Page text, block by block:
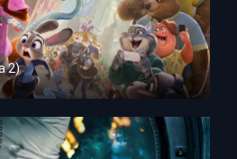
2)